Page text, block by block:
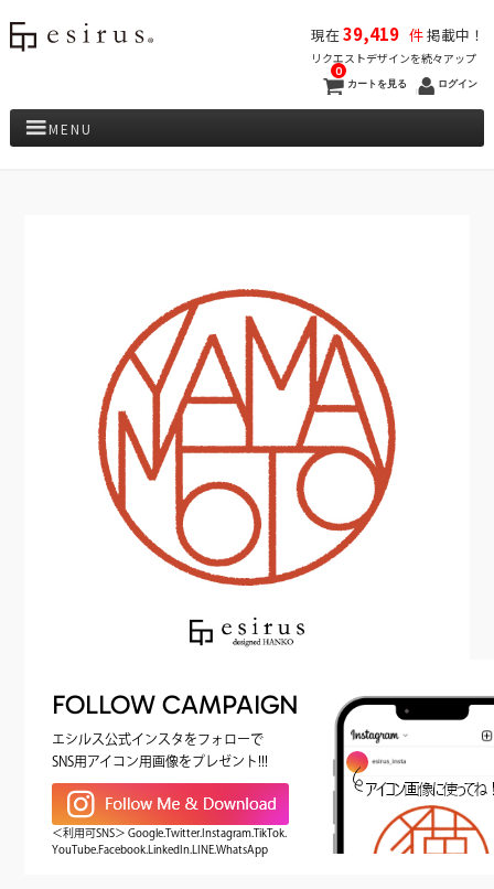
現在39,419 件掲載中！
リクエストデザインを続々アップ
カートを見る
0
ログイン
MENU
FOLLOW CAMPAIGN
エシルス公式インスタをフォローで
SNS用アイコン用画像をプレゼント!!!
＜利用可SNS＞ Google.Twitter.Instagram.TikTok.
YouTube.Facebook.LinkedIn.LINE.WhatsApp